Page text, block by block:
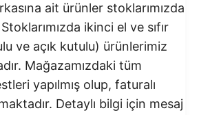
ait ürünler stoklarımızda
ikinci el ve sıfır
ve açık kutulu) ürünlerimiz
Mağazamızdaki tüm
yapılmış olup, faturalı
Detaylı bilgi için mesaj